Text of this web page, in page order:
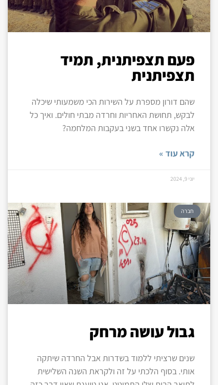
פעם תצפיתנית, תמיד
תצפיתנית
שהם דורון מספרת על השירות הכי משמעותי שיכלה
לבקש, תחושת האחריות וחרדה מבתי חולים. ואיך כל
אלה נקשרו אחד בשני בעקבות המלחמה?
קרא עוד »
יוני 9, 2024
חברה
גבול עושה מרחק
שנים שרציתי ללמוד בשדרות אבל החרדה שיתקה
אותי. בסוף הלכתי על זה ולקראת השנה השלישית